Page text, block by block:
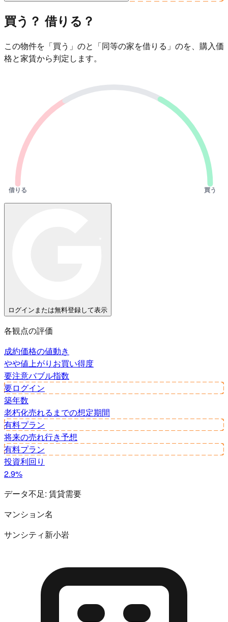
買う？ 借りる？
この物件を「買う」のと「同等の家を借りる」のを、購入価
格と家賃から判定します。
借りる 買う
ログインまたは無料登録して表示
各観点の評価
成約価格の値動き
やや値上がり お買い得度
要注意バブル指数
要ログイン
築年数
老朽化売れるまでの想定期間
有料プラン
将来の売れ行き予想
有料プラン
投資利回り
2.9%
データ不足: 賃貸需要
マンション名
サンシティ新小岩